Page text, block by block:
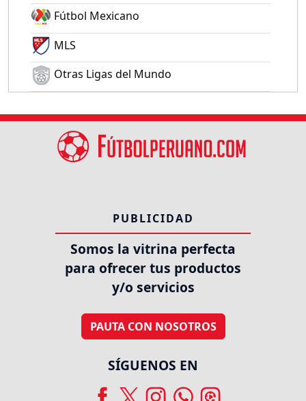
Fútbol Mexicano
MLS
Otras Ligas del Mundo
PUBLICIDAD
Somos la vitrina perfecta
para ofrecer tus productos
y/o servicios
PAUTA CON NOSOTROS
SÍGUENOS EN